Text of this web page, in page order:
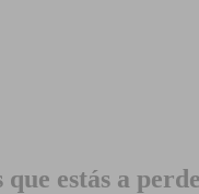
que estás a